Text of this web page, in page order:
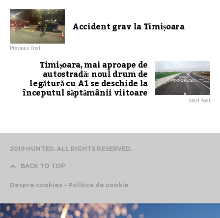
Accident grav la Timișoara
Previous Post
Timișoara, mai aproape de
autostradă: noul drum de
legătură cu A1 se deschide la
începutul săptămânii viitoare Next Post
2019 HUNTED. ALL RIGHTS RESERVED.
BACK TO TOP
Despre cookies – Politica de cookie